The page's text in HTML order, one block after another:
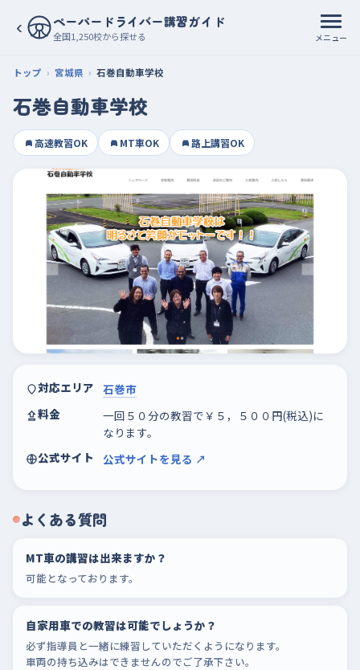
‹ ペーパードライバー講習ガイド
全国1,250校から探せる メニュー
トップ 宮城県 石巻自動車学校
石巻自動車学校
高速教習OK MT車OK 路上講習OK
対応エリア 石巻市
料金
一回５０分の教習で￥５，５００円(税込)に
なります。
公式サイト
公式サイトを見る ↗
よくある質問
MT車の講習は出来ますか？
可能となっております。
自家用車での教習は可能でしょうか？
必ず指導員と一緒に練習していただくようになります。
車両の持ち込みはできませんのでご了承下さい。